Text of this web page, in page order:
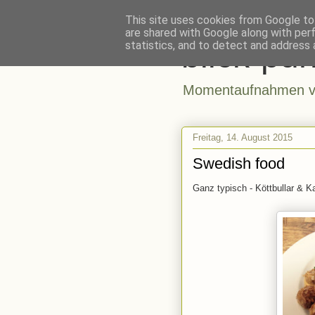
blick-
Momentaufnahmen
Freitag, 14. August 2015
Swedish food
Ganz typisch - Köttbullar &
This site uses cookies from Google
are shared with Google along with
statistics, and to detect and address